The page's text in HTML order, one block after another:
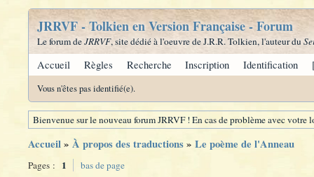
JRRVF - Tolkien en Version Française - Forum
Le forum deJRRVF, site dédié à l'oeuvre de J.R.R. Tolkien, l'auteur du
Accueil Règles Recherche Inscription Identification
Vous n'êtes pas identifié(e).
Bienvenue sur le nouveau forum JRRVF ! En cas de problème avec
Accueil» À propos des traductions» Le poème de l'Anneau
Pages : 1 bas de page